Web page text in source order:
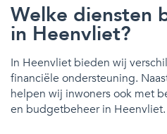
Welke diensten
in Heenvliet?
In Heenvliet bieden wij
financiële ondersteuning.
helpen wij inwoners ook met
en budgetbeheer in Heenvliet.